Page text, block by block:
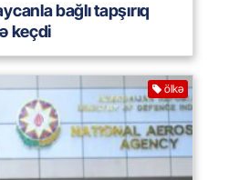
bağlı tapşırıq
keçdi
ölkə